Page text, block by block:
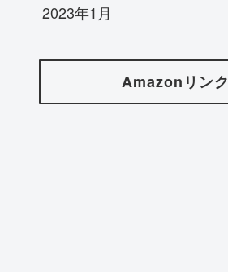
2023年1月
Amazonリンク